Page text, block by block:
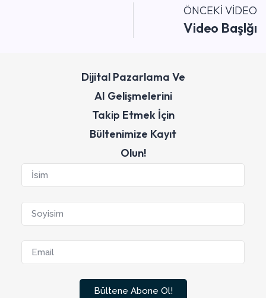
ÖNCEKI VIDEO
Video Başlğı
Dijital Pazarlama Ve
AI Gelişmelerini
Takip Etmek İçin
Bültenimize Kayıt
Olun!
Bültene Abone Ol!